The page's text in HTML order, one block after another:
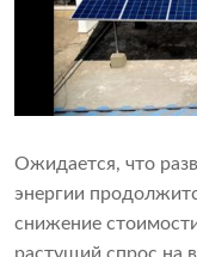
Ожидается, что
энергии
снижение